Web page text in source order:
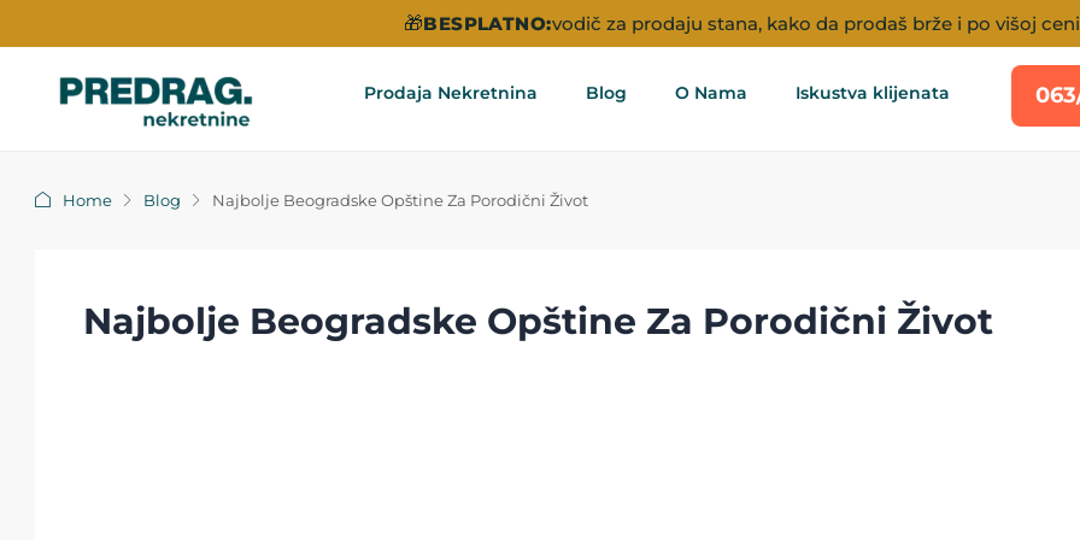
🎁BESPLATNO:vodič za prodaju stana, kako da prodaš brže i po višoj
Prodaja Nekretnina Blog O Nama Iskustva klijenata
Home Blog Najbolje Beogradske Opštine Za Porodični Život
Najbolje Beogradske Opštine Za Porodični Život